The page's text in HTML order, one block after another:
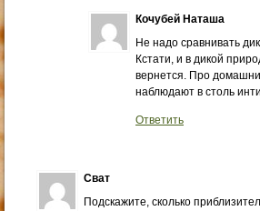
Кочубей Наташа
Не надо сравнивать
Кстати, и в дикой
вернется. Про
наблюдают в столь
Ответить
Сват
Подскажите, сколько